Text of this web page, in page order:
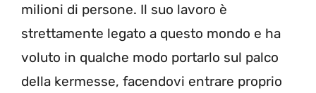
milioni di persone. Il suo lavoro è
strettamente legato a questo mondo e ha
voluto in qualche modo portarlo sul palco
della kermesse, facendovi entrare proprio